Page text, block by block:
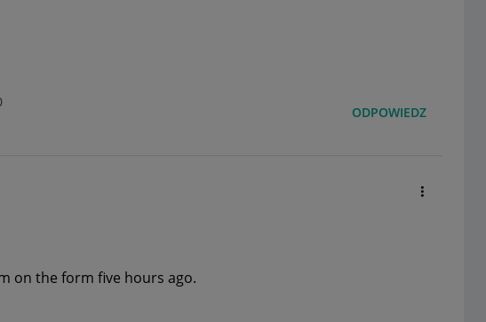
ODPOWIEDZ
on the form five hours ago.